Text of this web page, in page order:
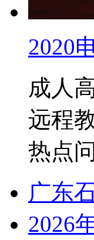
2020
成人
远程
热点
广东
2026